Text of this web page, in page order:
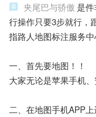
夹尾巴与骄傲 是
行操作只要3步就行，
指路人地图标注服务中
一、首先要地图！！
大家无论是苹果手机
二、在地图手机APP